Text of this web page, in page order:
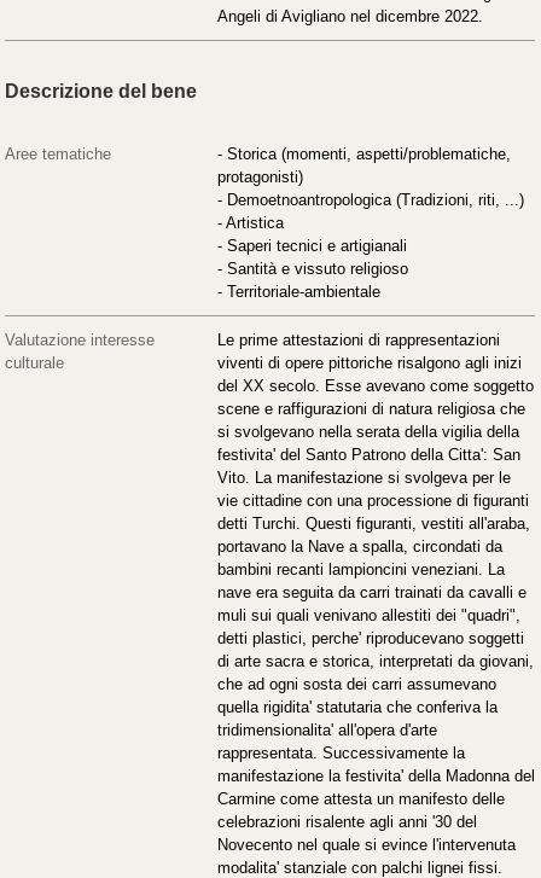
Angeli di Avigliano nel dicembre 2022.
Descrizione del bene
Aree tematiche
- Storica (momenti, aspetti/problematiche,
protagonisti)
- Demoetnoantropologica (Tradizioni, riti, ...)
- Artistica
- Saperi tecnici e artigianali
- Santità e vissuto religioso
- Territoriale-ambientale
Valutazione interesse
culturale
Le prime attestazioni di rappresentazioni
viventi di opere pittoriche risalgono agli inizi
del XX secolo. Esse avevano come soggetto
scene e raffigurazioni di natura religiosa che
si svolgevano nella serata della vigilia della
festivita' del Santo Patrono della Citta': San
Vito. La manifestazione si svolgeva per le
vie cittadine con una processione di figuranti
detti Turchi. Questi figuranti, vestiti all'araba,
portavano la Nave a spalla, circondati da
bambini recanti lampioncini veneziani. La
nave era seguita da carri trainati da cavalli e
muli sui quali venivano allestiti dei "quadri",
detti plastici, perche' riproducevano soggetti
di arte sacra e storica, interpretati da giovani,
che ad ogni sosta dei carri assumevano
quella rigidita' statutaria che conferiva la
tridimensionalita' all'opera d'arte
rappresentata. Successivamente la
manifestazione la festivita' della Madonna del
Carmine come attesta un manifesto delle
celebrazioni risalente agli anni '30 del
Novecento nel quale si evince l'intervenuta
modalita' stanziale con palchi lignei fissi.